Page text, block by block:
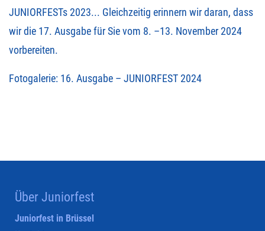
JUNIORFESTs 2023... Gleichzeitig erinnern wir daran, dass
wir die 17. Ausgabe für Sie vom 8. –13. November 2024
vorbereiten.
Fotogalerie: 16. Ausgabe – JUNIORFEST 2024
Über Juniorfest
Juniorfest in Brüssel